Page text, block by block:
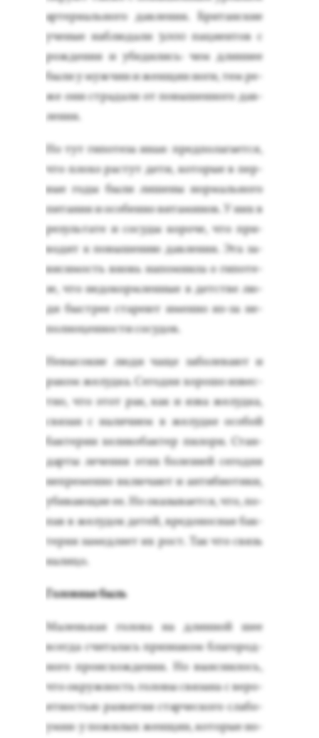
ар­те­ри­аль­но­го дав­ле­ния. Бри­тан­ские
уче­ные наб­лю­дали 3000 па­ци­ен­тов с
рож­де­ния и убе­дились: чем длин­нее
бы­ли у муж­чин и жен­щин но­ги, тем ре­
же они стра­дали от по­вышен­но­го дав­
ле­ния.
Но тут ги­поте­за иная: пред­по­лага­ет­ся,
что пло­хо рас­тут де­ти, ко­торые в пер­
вые го­ды бы­ли ли­шены нор­маль­но­го
пи­тания и осо­бен­но ви­тами­нов. У них в
ре­зуль­та­те и со­суды ко­роче, что при­
водит к по­выше­нию дав­ле­ния. Эта за­
виси­мость вновь на­пом­ни­ла о ги­поте­
зе, что не­докор­млен­ные в детс­тве лю­
ди быс­трее ста­ре­ют имен­но из-за не­
пол­но­цен­ности со­судов.
Не­высо­кие лю­ди ча­ще за­боле­ва­ют и
ра­ком же­луд­ка. Се­год­ня хо­рошо из­вес­
тно, что этот рак, как и яз­ва же­луд­ка,
свя­зан с на­личи­ем в же­луд­ке осо­бой
бак­те­рии хе­лико­бак­тер пи­лори. Стан­
дарты ле­чения этих бо­лез­ней се­год­ня
неп­ре­мен­но вклю­ча­ют и ан­ти­би­оти­ки,
уби­ва­ющие ее. Но ока­зыва­ет­ся, что, по­
пав в же­лудок де­тей, вре­донос­ная бак­
те­рия за­мед­ля­ет их рост. Так что связь
на­лицо.
Го­лов­ная быль
Ма­лень­кая го­лова на длин­ной шее
всег­да счи­талась приз­на­ком бла­город­
но­го про­ис­хожде­ния. Но вы­яс­ни­лось,
что ок­ружность го­ловы свя­зана с ве­ро­
ят­ностью раз­ви­тия стар­ческо­го сла­бо­
умия: у по­жилых жен­щин, ко­торые но­